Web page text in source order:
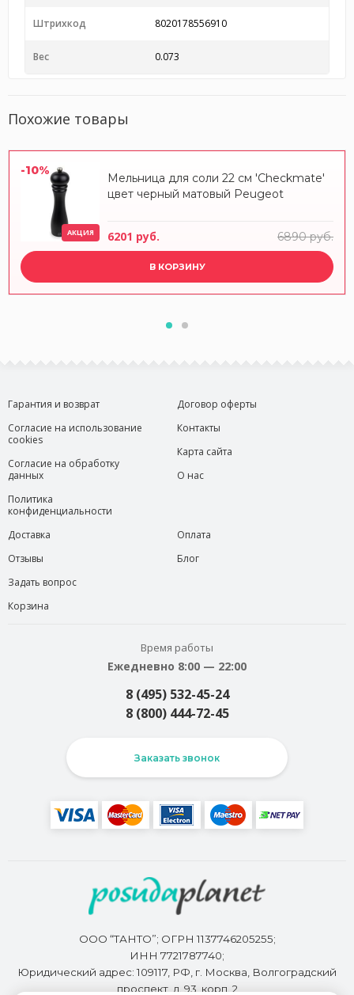
Штрихкод 8020178556910
Вес 0.073
Похожие товары
-10%
АКЦИЯ
Мельница для соли 22 см 'Checkmate'
цвет черный матовый Peugeot
6201 руб. 6890 руб.
В КОРЗИНУ
Гарантия и возврат
Согласие на использование
cookies
Согласие на обработку
данных
Политика
конфиденциальности
Договор оферты
Контакты
Карта сайта
О нас
Доставка
Отзывы
Задать вопрос
Корзина
Оплата
Блог
Время работы
Ежедневно 8:00 — 22:00
8 (495) 532-45-24
8 (800) 444-72-45
Заказать звонок
ООО “ТАНТО”; ОГРН 1137746205255;
ИНН 7721787740;
Юридический адрес: 109117, РФ, г. Москва, Волгоградский
проспект, д. 93, корп. 2